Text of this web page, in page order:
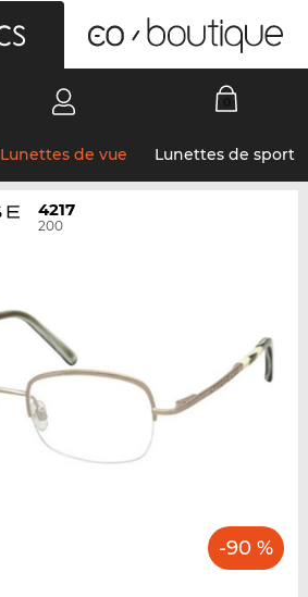
Lunettes de vue Lunettes de sport
4217
200
-90 %